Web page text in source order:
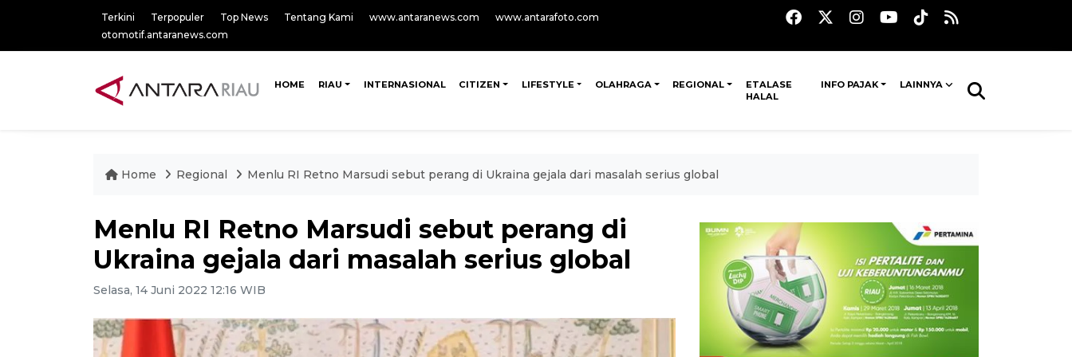
Terkini Terpopuler Top News Tentang Kami www.antaranews.com
www.antarafoto.com
otomotif.antaranews.com
HOME RIAU INTERNASIONAL CITIZEN LIFESTYLE OLAHRAGA REGIONAL
ETALASE
HALAL
INFO PAJAK LAINNYA
Home Regional Menlu RI Retno Marsudi sebut perang di Ukraina gejala dari masalah serius global
Menlu RI Retno Marsudi sebut perang di
Ukraina gejala dari masalah serius global
Selasa, 14 Juni 2022 12:16 WIB